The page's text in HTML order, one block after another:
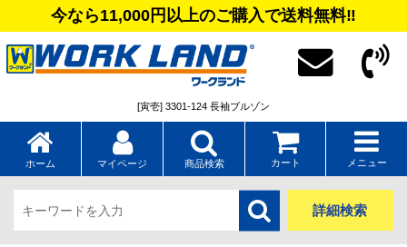
今なら11,000円以上のご購入で送料無料‼
[寅壱] 3301-124 長袖ブルゾン
ホーム マイページ 商品検索 カート メニュー
詳細検索